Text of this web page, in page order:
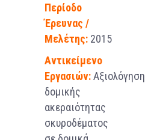
Περίοδο
Έρευνας /
Μελέτης: 2015
Αντικείμενο
Εργασιών:Αξιολόγηση
δομικής
ακεραιότητας
σκυροδέματος